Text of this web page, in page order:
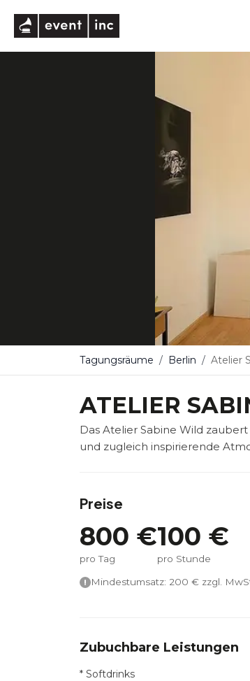
Tagungsräume Berlin Atelier
ATELIER
Das Atelier Sabine Wild
und zugleich inspirierende
Preise
800 €
pro Tag
100 €
pro Stunde
Mindestumsatz: 200 € zzgl.
Zubuchbare Leistungen
* Softdrinks